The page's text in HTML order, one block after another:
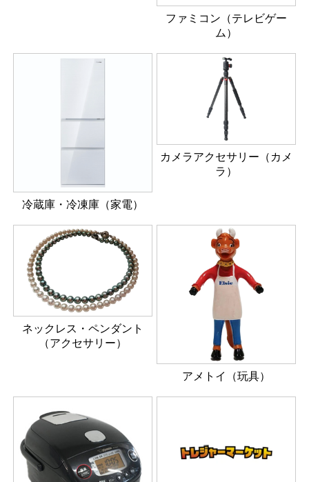
ファミコン（テレビゲー
ム）
冷蔵庫・冷凍庫（家電）
カメラアクセサリー（カメ
ラ）
ネックレス・ペンダント
（アクセサリー）
アメトイ（玩具）